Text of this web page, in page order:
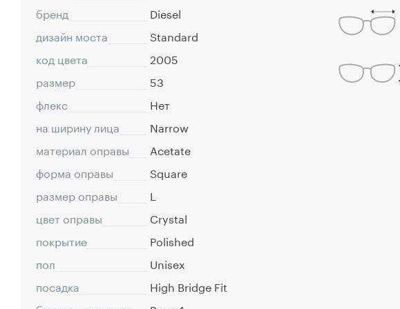
бренд
Diesel
дизайн моста
Standard
код цвета
2005
размер
53
флекс
Нет
на ширину лица
Narrow
материал оправы
Acetate
форма оправы
Square
размер оправы
L
цвет оправы
Crystal
покрытие
Polished
пол
Unisex
посадка
High Bridge Fit